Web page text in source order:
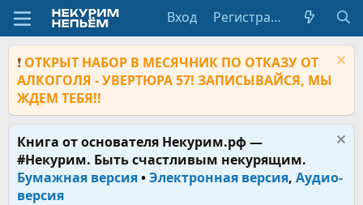
Вход Регистрация
❗ ОТКРЫТ НАБОР В МЕСЯЧНИК ПО ОТКАЗУ ОТ
АЛКОГОЛЯ - УВЕРТЮРА 57! ЗАПИСЫВАЙСЯ, МЫ
ЖДЕМ ТЕБЯ!!
Книга от основателя Некурим.рф —
#Некурим. Быть счастливым некурящим.
Бумажная версия•Электронная версия, Аудио-
версия